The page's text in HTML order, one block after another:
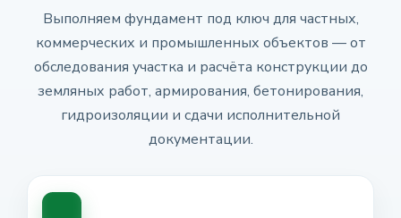
Выполняем фундамент под ключ для частных,
коммерческих и промышленных объектов — от
обследования участка и расчёта конструкции до
земляных работ, армирования, бетонирования,
гидроизоляции и сдачи исполнительной
документации.